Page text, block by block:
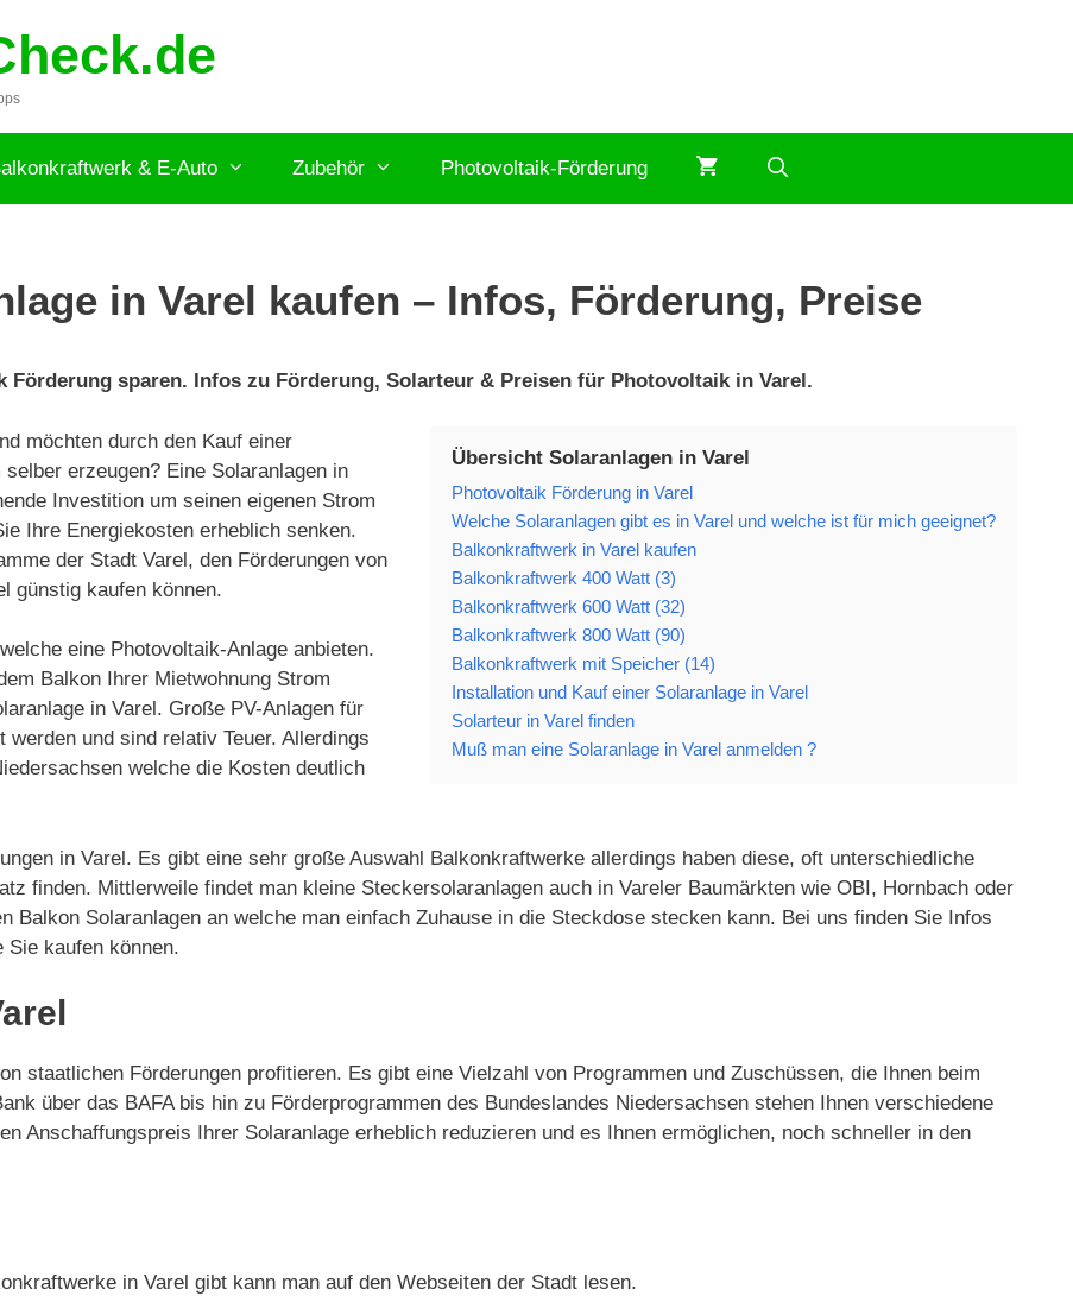
& E-Auto Zubehör Photovoltaik-Förderung
in Varel kaufen – Infos, Förderung, Preise
Förderung sparen. Infos zu Förderung, Solarteur & Preisen für Photovoltaik in Varel.
Übersicht Solaranlagen in Varel
Photovoltaik Förderung in Varel
Welche Solaranlagen gibt es in Varel und welche ist für mich geeignet?
Balkonkraftwerk in Varel kaufen
Balkonkraftwerk 400 Watt (3)
Balkonkraftwerk 600 Watt (32)
Balkonkraftwerk 800 Watt (90)
Balkonkraftwerk mit Speicher (14)
Installation und Kauf einer Solaranlage in Varel
Solarteur in Varel finden
Muß man eine Solaranlage in Varel anmelden ?
möchten durch den Kauf einer
erzeugen? Eine Solaranlagen in
Investition um seinen eigenen Strom
Ihre Energiekosten erheblich senken.
der Stadt Varel, den Förderungen von
günstig kaufen können.
eine Photovoltaik-Anlage anbieten.
Balkon Ihrer Mietwohnung Strom
in Varel. Große PV-Anlagen für
und sind relativ Teuer. Allerdings
welche die Kosten deutlich
in Varel. Es gibt eine sehr große Auswahl Balkonkraftwerke allerdings haben diese, oft unterschiedliche
finden. Mittlerweile findet man kleine Steckersolaranlagen auch in Vareler Baumärkten wie OBI, Hornbach oder
Balkon Solaranlagen an welche man einfach Zuhause in die Steckdose stecken kann. Bei uns finden Sie Infos
Sie kaufen können.
staatlichen Förderungen profitieren. Es gibt eine Vielzahl von Programmen und Zuschüssen, die Ihnen beim
über das BAFA bis hin zu Förderprogrammen des Bundeslandes Niedersachsen stehen Ihnen verschiedene
Anschaffungspreis Ihrer Solaranlage erheblich reduzieren und es Ihnen ermöglichen, noch schneller in den
in Varel gibt kann man auf den Webseiten der Stadt lesen.